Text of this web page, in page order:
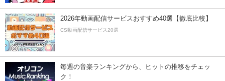
2026年動画配信サービスおすすめ40選【徹底比較】
CS動画配信サービス20選
毎週の音楽ランキングから、ヒットの推移をチェッ
ク！